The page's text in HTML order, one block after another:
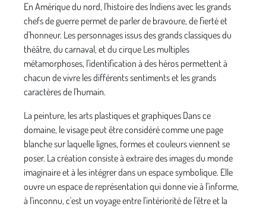
En Amérique du nord, l'histoire des Indiens avec les grands
chefs de guerre permet de parler de bravoure, de fierté et
d'honneur. Les personnages issus des grands classiques du
théâtre, du carnaval, et du cirque Les multiples
métamorphoses, l'identification à des héros permettent à
chacun de vivre les différents sentiments et les grands
caractères de l'humain.
La peinture, les arts plastiques et graphiques Dans ce
domaine, le visage peut être considéré comme une page
blanche sur laquelle lignes, formes et couleurs viennent se
poser. La création consiste à extraire des images du monde
imaginaire et à les intégrer dans un espace symbolique. Elle
ouvre un espace de représentation qui donne vie à l'informe,
à l'inconnu, c'est un voyage entre l'intériorité de l'être et la